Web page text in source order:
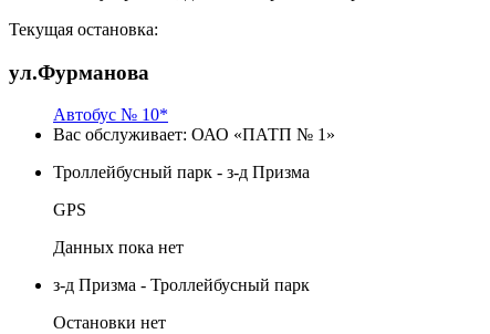
Текущая остановка:
ул.Фурманова
Автобус № 10*
Вас обслуживает: ОАО «ПАТП № 1»
Троллейбусный парк - з-д Призма
GPS
Данных пока нет
з-д Призма - Троллейбусный парк
Остановки нет